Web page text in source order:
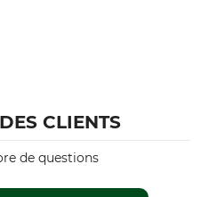
Husqvarna T535
Husqvarna T540
Nom du modèle
CLIENTS
de questions